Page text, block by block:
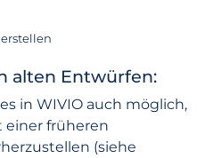
alten Entwürfen:
in WIVIO auch möglich,
früheren
(siehe